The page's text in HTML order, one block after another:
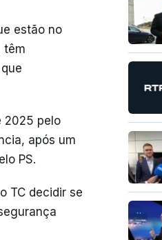
estão no
têm
2025 pelo
após um
PS.
TC decidir se